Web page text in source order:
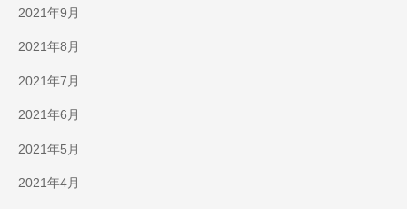
2021年9月
2021年8月
2021年7月
2021年6月
2021年5月
2021年4月